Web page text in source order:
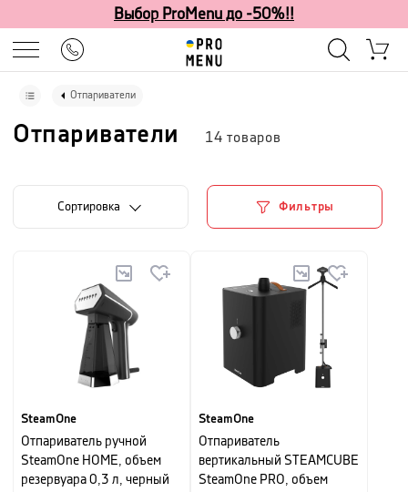
Выбор ProMenu до -50%!!
Отпариватели
Отпариватели 14 товаров
Cортировка Фильтры
SteamOne
Отпариватель ручной
SteamOne HOME, объем
резервуара 0,3 л, черный
SteamOne
Отпариватель
вертикальный STEAMCUBE
SteamOne PRO, объем